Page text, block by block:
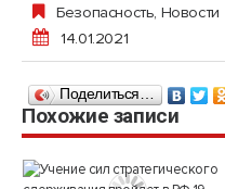
Безопасность, Новости
14.01.2021
Поделиться…
Похожие записи